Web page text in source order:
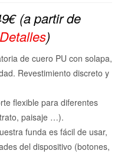
€(a partir de
Detalles)
de cuero PU con solapa,
Revestimiento discreto y
flexible para diferentes
paisaje …).
funda es fácil de usar,
del dispositivo (botones,